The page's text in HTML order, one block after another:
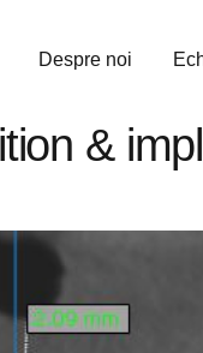
Despre noi
&